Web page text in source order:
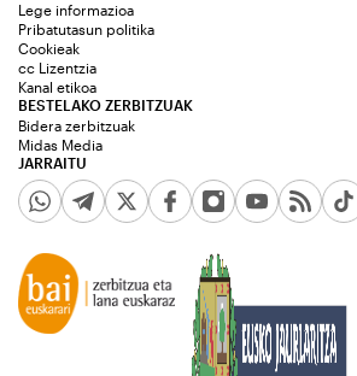
JARRAITU
Lege informazioa
Pribatutasun politika
Cookieak
cc Lizentzia
Kanal etikoa
BESTELAKO ZERBITZUAK
Bidera zerbitzuak
Midas Media